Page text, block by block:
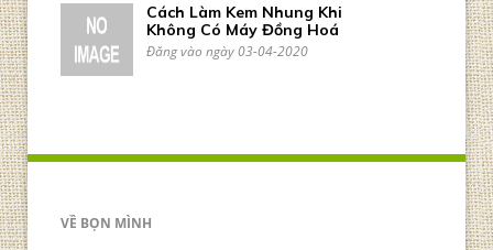
Cách Làm Kem Nhung Khi
Không Có Máy Đồng Hoá
Đăng vào ngày 03-04-2020
VỀ BỌN MÌNH